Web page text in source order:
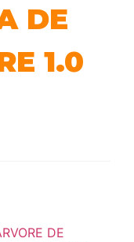
DE
1.0
DE